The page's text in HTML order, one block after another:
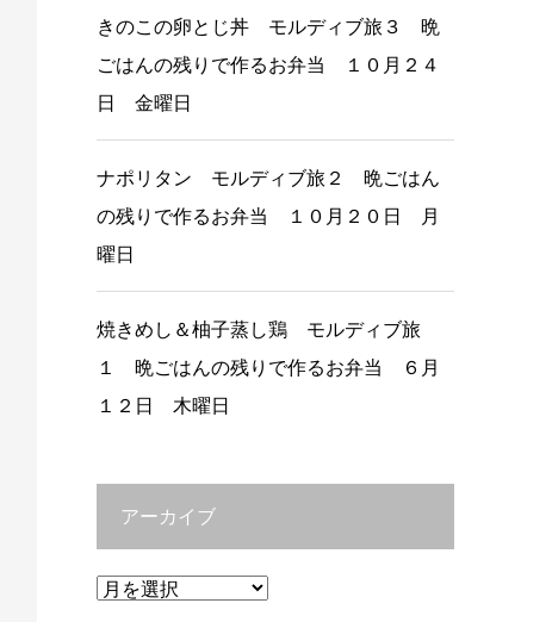
きのこの卵とじ丼 モルディブ旅３ 晩
ごはんの残りで作るお弁当 １０月２４
日 金曜日
ナポリタン モルディブ旅２ 晩ごはん
の残りで作るお弁当 １０月２０日 月
曜日
焼きめし＆柚子蒸し鶏 モルディブ旅
１ 晩ごはんの残りで作るお弁当 ６月
１２日 木曜日
アーカイブ